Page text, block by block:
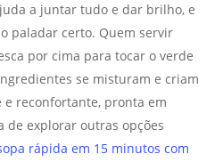
a juntar tudo e dar brilho, e
paladar certo. Quem servir
por cima para tocar o verde
se misturam e criam
e reconfortante, pronta em
de explorar outras opções
rápida em 15 minutos com